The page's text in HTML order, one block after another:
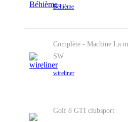
Béhième
Complète - Machine La
SW
wireliner
Golf 8 GTI clubsport